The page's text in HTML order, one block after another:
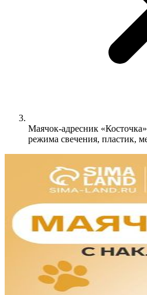
Маячок-адресник
режима свечения, пластик,